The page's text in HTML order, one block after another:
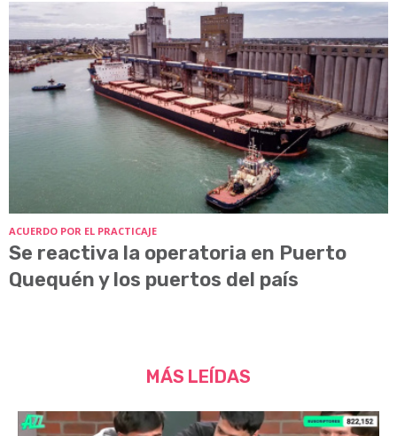
ACUERDO POR EL PRACTICAJE
Se reactiva la operatoria en Puerto
Quequén y los puertos del país
MÁS LEÍDAS